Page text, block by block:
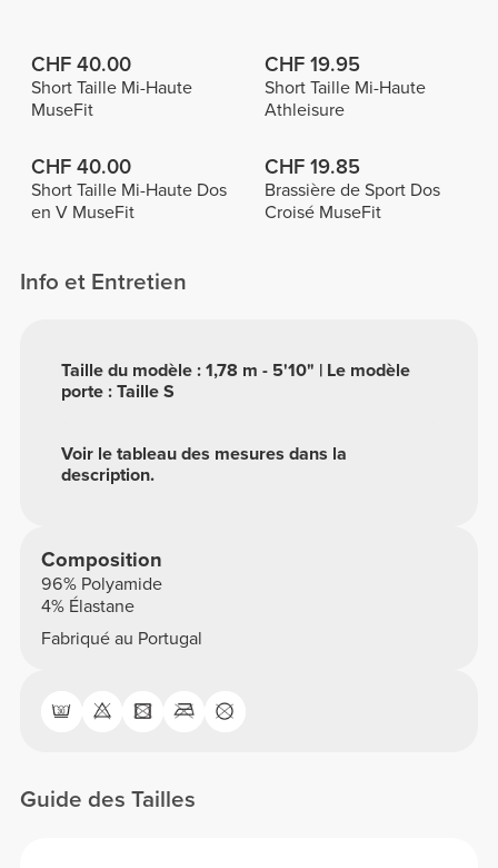
CHF 40.00
Short Taille Mi-Haute
MuseFit
CHF 19.95
Short Taille Mi-Haute
Athleisure
CHF 40.00
Short Taille Mi-Haute Dos
en V MuseFit
CHF 19.85
Brassière de Sport Dos
Croisé MuseFit
Info et Entretien
Voir le tableau des mesures dans la
description.
Taille du modèle : 1,78 m - 5'10" | Le modèle
porte : Taille S
Composition
96% Polyamide
4% Élastane
Fabriqué au Portugal
Guide des Tailles